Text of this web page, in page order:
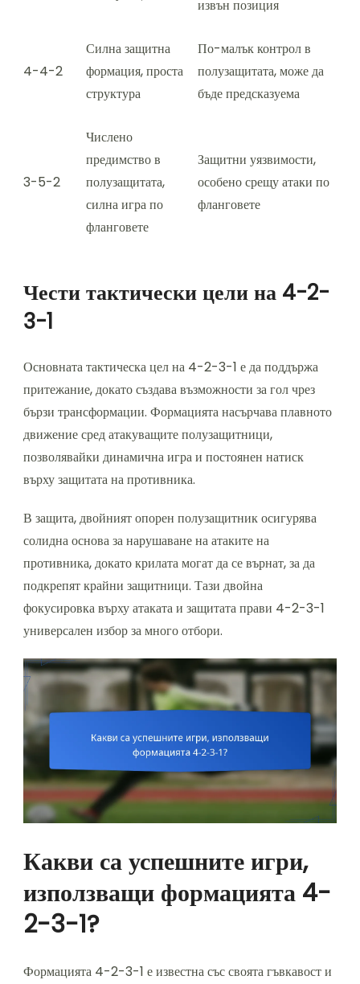
извън позиция
4-4-2
Силна защитна
формация, проста
структура
По-малък контрол в
полузащитата, може да
бъде предсказуема
3-5-2
Числено
предимство в
полузащитата,
силна игра по
фланговете
Защитни уязвимости,
особено срещу атаки по
фланговете
Чести тактически цели на 4-2-
3-1
Основната тактическа цел на 4-2-3-1 е да поддържа
притежание, докато създава възможности за гол чрез
бързи трансформации. Формацията насърчава плавното
движение сред атакуващите полузащитници,
позволявайки динамична игра и постоянен натиск
върху защитата на противника.
В защита, двойният опорен полузащитник осигурява
солидна основа за нарушаване на атаките на
противника, докато крилата могат да се върнат, за да
подкрепят крайни защитници. Тази двойна
фокусировка върху атаката и защитата прави 4-2-3-1
универсален избор за много отбори.
Какви са успешните игри,
използващи формацията 4-
2-3-1?
Формацията 4-2-3-1 е известна със своята гъвкавост и